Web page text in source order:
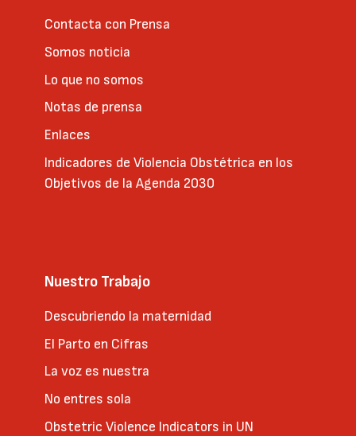
Contacta con Prensa
Somos noticia
Lo que no somos
Notas de prensa
Enlaces
Indicadores de Violencia Obstétrica en los
Objetivos de la Agenda 2030
Nuestro Trabajo
Descubriendo la maternidad
El Parto en Cifras
La voz es nuestra
No entres sola
Obstetric Violence Indicators in UN